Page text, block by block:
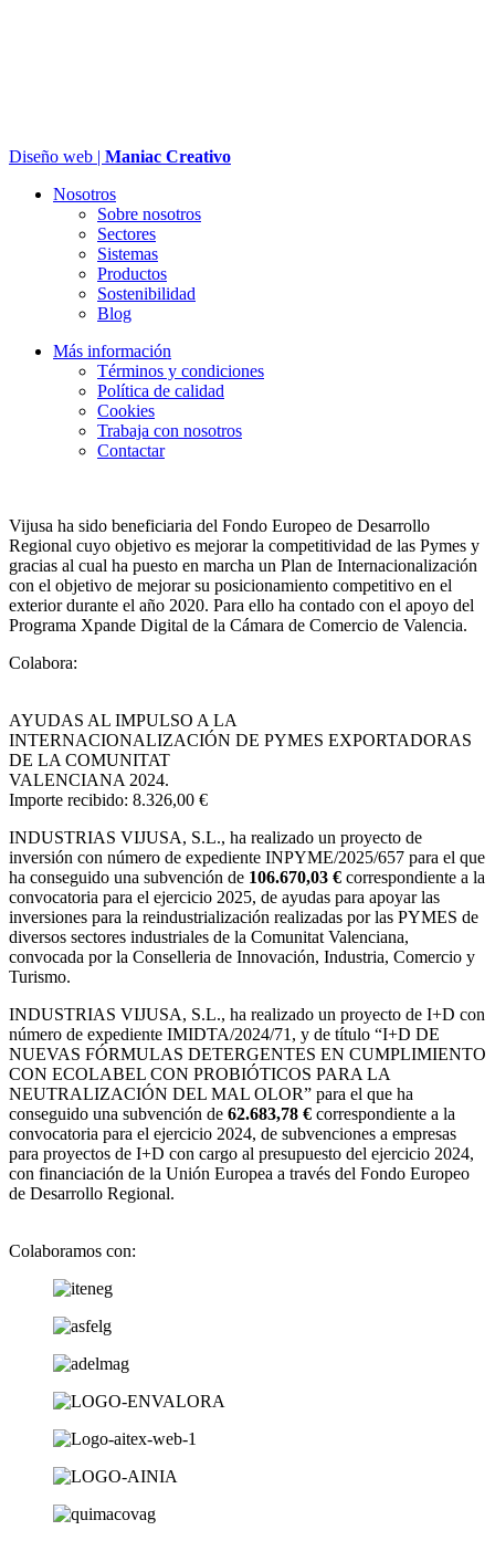
Diseño web | Maniac Creativo
Nosotros
Sobre nosotros
Sectores
Sistemas
Productos
Sostenibilidad
Blog
Más información
Términos y condiciones
Política de calidad
Cookies
Trabaja con nosotros
Contactar
Vijusa ha sido beneficiaria del Fondo Europeo de Desarrollo
Regional cuyo objetivo es mejorar la competitividad de las Pymes y
gracias al cual ha puesto en marcha un Plan de Internacionalización
con el objetivo de mejorar su posicionamiento competitivo en el
exterior durante el año 2020. Para ello ha contado con el apoyo del
Programa Xpande Digital de la Cámara de Comercio de Valencia.
Colabora:
AYUDAS AL IMPULSO A LA
INTERNACIONALIZACIÓN DE PYMES EXPORTADORAS
DE LA COMUNITAT
VALENCIANA 2024.
Importe recibido: 8.326,00 €
INDUSTRIAS VIJUSA, S.L., ha realizado un proyecto de
inversión con número de expediente INPYME/2025/657 para el que
ha conseguido una subvención de 106.670,03 € correspondiente a la
convocatoria para el ejercicio 2025, de ayudas para apoyar las
inversiones para la reindustrialización realizadas por las PYMES de
diversos sectores industriales de la Comunitat Valenciana,
convocada por la Conselleria de Innovación, Industria, Comercio y
Turismo.
INDUSTRIAS VIJUSA, S.L., ha realizado un proyecto de I+D con
número de expediente IMIDTA/2024/71, y de título “I+D DE
NUEVAS FÓRMULAS DETERGENTES EN CUMPLIMIENTO
CON ECOLABEL CON PROBIÓTICOS PARA LA
NEUTRALIZACIÓN DEL MAL OLOR” para el que ha
conseguido una subvención de 62.683,78 € correspondiente a la
convocatoria para el ejercicio 2024, de subvenciones a empresas
para proyectos de I+D con cargo al presupuesto del ejercicio 2024,
con financiación de la Unión Europea a través del Fondo Europeo
de Desarrollo Regional.
Colaboramos con: